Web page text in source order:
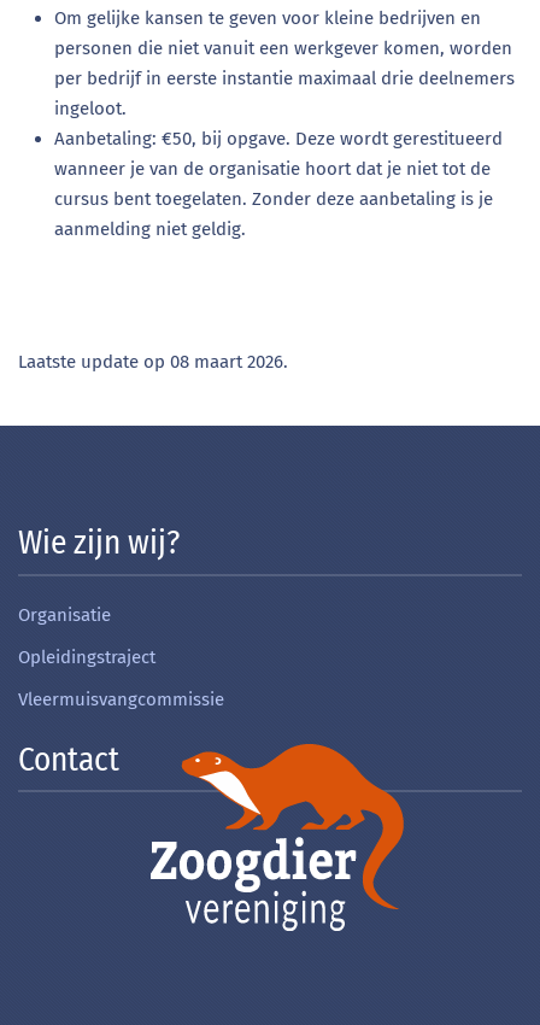
Om gelijke kansen te geven voor kleine bedrijven en
personen die niet vanuit een werkgever komen, worden
per bedrijf in eerste instantie maximaal drie deelnemers
ingeloot.
Aanbetaling: €50, bij opgave. Deze wordt gerestitueerd
wanneer je van de organisatie hoort dat je niet tot de
cursus bent toegelaten. Zonder deze aanbetaling is je
aanmelding niet geldig.
Laatste update op 08 maart 2026.
Wie zijn wij?
Organisatie
Opleidingstraject
Vleermuisvangcommissie
Contact